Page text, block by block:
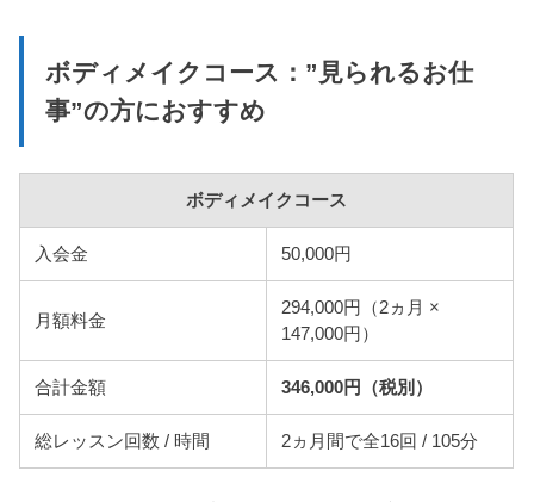
ボディメイクコース：”見られるお仕
事”の方におすすめ
ボディメイクコース
入会金 50,000円
月額料金
294,000円（2ヵ月 ×
147,000円）
合計金額 346,000円（税別）
総レッスン回数 / 時間 2ヵ月間で全16回 / 105分